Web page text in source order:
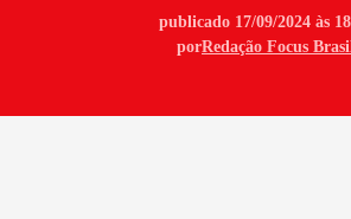
publicado 17/09/2024 às
porRedação Focus